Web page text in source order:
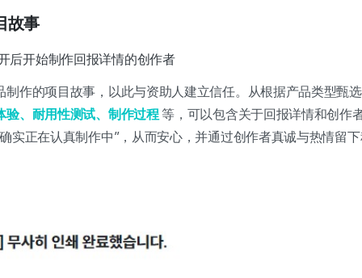
故事
后开始制作回报详情的创作者
制作的项目故事，以此与资助人建立信任。从根据产品类型甄
验、耐用性测试、制作过程 等，可以包含关于回报详情和创作
实正在认真制作中”，从而安心，并通过创作者真诚与热情留